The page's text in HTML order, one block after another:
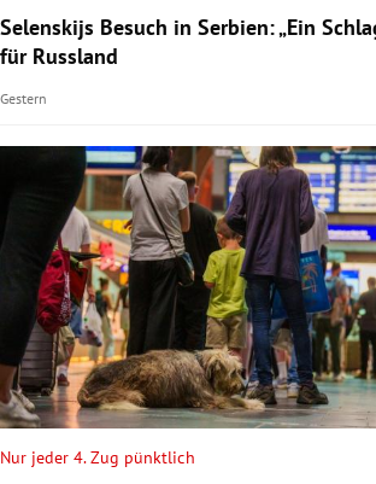
Selenskijs Besuch in Serbien: „Ein
für Russland
Gestern
Nur jeder 4. Zug pünktlich